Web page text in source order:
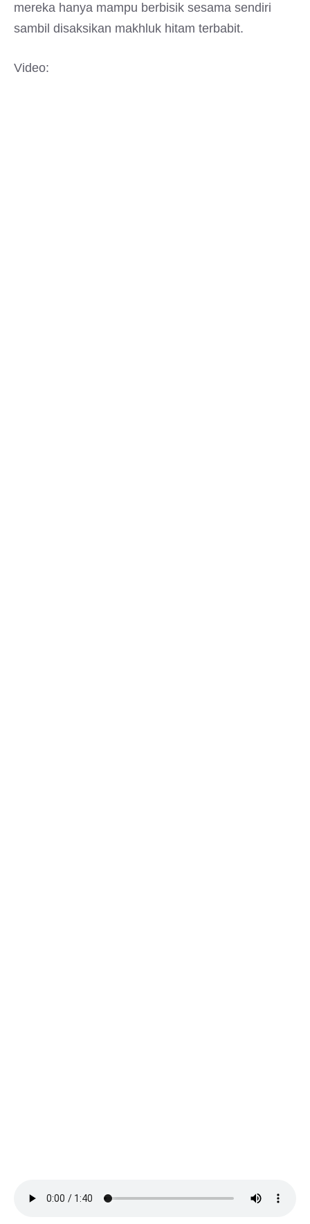
mereka hanya mampu berbisik sesama sendiri
sambil disaksikan makhluk hitam terbabit.
Video: